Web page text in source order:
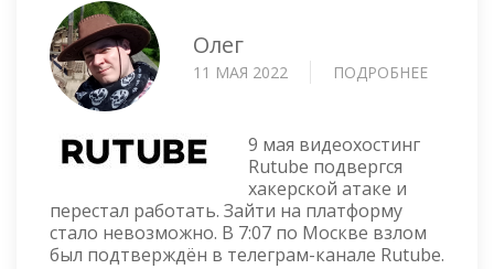
Олег
11 МАЯ 2022 ПОДРОБНЕЕ
9 мая видеохостинг
Rutube подвергся
хакерской атаке и
перестал работать. Зайти на платформу
стало невозможно. В 7:07 по Москве взлом
был подтверждён в телеграм-канале Rutube.